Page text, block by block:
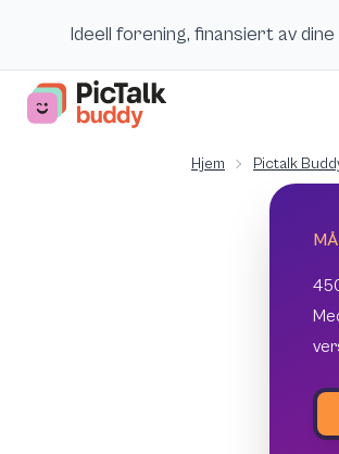
Ideell forening, finansiert av
Hjem Pictalk